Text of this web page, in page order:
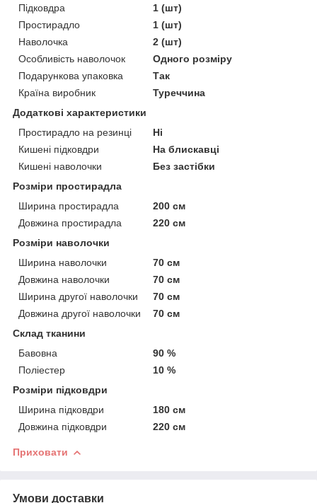
Підковдра
1 (шт)
Простирадло
1 (шт)
Наволочка
2 (шт)
Особливість наволочок
Одного розміру
Подарункова упаковка
Так
Країна виробник
Туреччина
Додаткові характеристики
Простирадло на резинці
Ні
Кишені підковдри
На блискавці
Кишені наволочки
Без застібки
Розміри простирадла
Ширина простирадла
200 см
Довжина простирадла
220 см
Розміри наволочки
Ширина наволочки
70 см
Довжина наволочки
70 см
Ширина другої наволочки
70 см
Довжина другої наволочки
70 см
Склад тканини
Бавовна
90 %
Поліестер
10 %
Розміри підковдри
Ширина підковдри
180 см
Довжина підковдри
220 см
Приховати
Умови доставки